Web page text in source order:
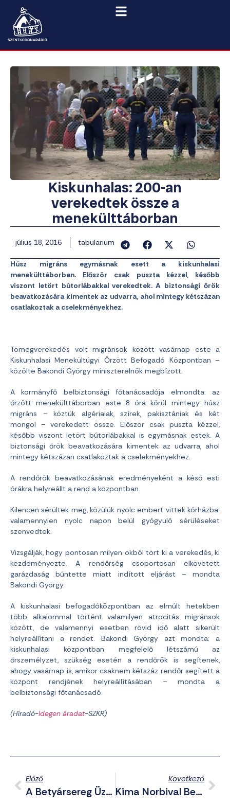
Kiskunhalas: 200-an
verekedtek össze a
menekülttáborban
július 18, 2016 tabularium
Húsz migráns egymásnak esett a kiskunhalasi
menekülttáborban. Először csak puszta kézzel, később
viszont letört bútorlábakkal verekedtek. A biztonsági őrök
beavatkozására kimentek az udvarra, ahol mintegy kétszázan
csatlakoztak a cselekményekhez.
Tömegverekedés volt migránsok között vasárnap este a
Kiskunhalasi Menekültügyi Őrzött Befogadó Központban –
közölte Bakondi György miniszterelnök megbízott.
A kormányfő belbiztonsági főtanácsadója elmondta: az
őrzött menekülttáborban este 8 óra körül mintegy húsz
migráns – köztük algériaiak, szírek, pakisztániak és két
mongol – verekedett össze. Először csak puszta kézzel,
később viszont letört bútorlábakkal is egymásnak estek. A
biztonsági őrök beavatkozására kimentek az udvarra, ahol
mintegy kétszázan csatlakoztak a cselekményekhez.
A rendőrök beavatkozásának eredményeként a késő esti
órákra helyreállt a rend a központban.
Kilencen sérültek meg, közülük nyolc embert vittek kórházba:
valamennyien nyolc napon belül gyógyuló sérüléseket
szenvedtek.
Vizsgálják, hogy pontosan milyen okból tört ki a verekedés, ki
kezdeményezte. A rendőrség csoportosan elkövetett
garázdaság bűntette miatt indított eljárást – mondta
Bakondi György.
A kiskunhalasi befogadóközpontban az elmúlt hetekben
több alkalommal történt valamilyen atrocitás migránsok
között, de valamennyi esetben rövid idő alatt sikerült
helyreállítani a rendet. Bakondi György azt mondta: a
kiskunhalasi központban megfelelő létszámú az
őrszemélyzet, szükség esetén a rendőrök is segítenek,
ahogy vasárnap is, amikor csaknem kétszáz rendőr segített a
központ rendjének helyreállításában – mondta a
belbiztonsági főtanácsadó.
(Híradó-Idegen áradat-SZKR)
Előző
A Betyársereg Üzenete: Köszönjük Hazafiak! Véretekkel Életet Mentettetek!
Következő
Kima Norbival Beszélgettünk A Palmetta Mérgezésről